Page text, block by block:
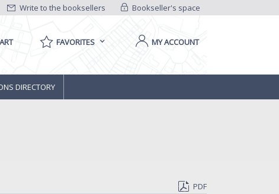
Bookseller's space
Write to the booksellers
FAVORITES MY ACCOUNT
DIRECTORY
PDF